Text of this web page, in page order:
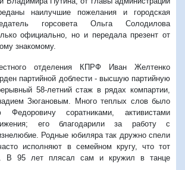
наилучшие пожелания и городская
горсовета Ольга Солодилова
официально, но и передала презент от
знакомому.
отделения КПРФ Иван Желтенко
партийной доблести - высшую партийную
58-летний стаж в рядах компартии,
Зюгановым. Много теплых слов было
Федоровичу соратниками, активистами
его благодарили за работу с
Родные юбиляра так дружно спели
исполняют в семейном кругу, что тот
В 95 лет плясал сам и кружил в танце